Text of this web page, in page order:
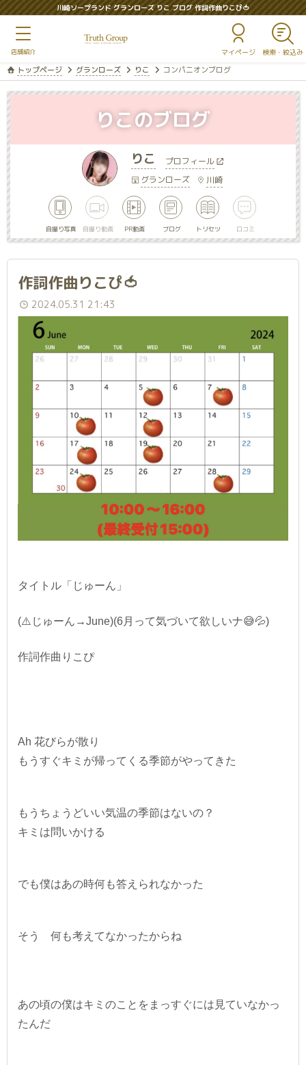
川崎ソープランド グランローズ りこ ブログ 作詞作曲りこぴ🍅
マイページ
トップページ グランローズ りこ コンパニオンブログ
りこ
プロフィール
グランローズ
川崎
自撮り写真 自撮り動画 PR動画 ブログ トリセツ 口コミ
りこのブログ
作詞作曲りこぴ🍅
2024.05.31 21:43
タイトル「じゅーん」
(⚠️じゅーん→June)(6月って気づいて欲しいナ😅💦)
作詞作曲りこぴ
Ah 花びらが散り
もうすぐキミが帰ってくる季節がやってきた
もうちょうどいい気温の季節はないの？
キミは問いかける
でも僕はあの時何も答えられなかった
そう 何も考えてなかったからね
あの頃の僕はキミのことをまっすぐには見ていなかっ
たんだ